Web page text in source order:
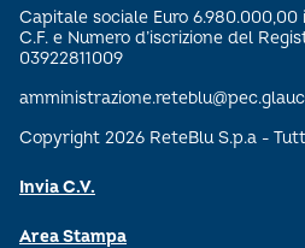
Capitale sociale Euro 6.980.000,00
C.F. e Numero d’iscrizione del
03922811009
Copyright 2026 ReteBlu S.p.a -
Invia C.V.
Area Stampa